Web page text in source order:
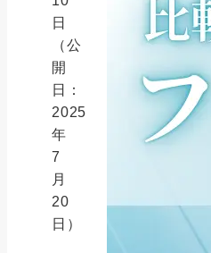
日
（公
開
日：
2025
年
7
月
20
日）